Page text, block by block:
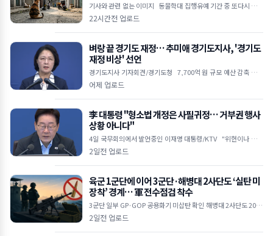
기사와 관련 없는 이미지 동물학대 집행유예 기간 중 또다시 고양
이 살해 범행 저질러 1심에서 징역 4개월 실형 선고받았으나 2심서
22시간전 업로드
벼랑 끝 경기도 재정… 추미애 경기도지사, '경기도
재정 비상' 선언
경기도지사 기자회견/경기도청 7,700억 원 규모 예산 감축 불가
피 지방채 발행 한도 턱밑… 기금 바닥나 업무 경비 축소 및 불요불
어제 업로드
李 대통령 "형소법 개정은 사필귀정… 거부권 행사
상황 아니다"
4일 국무회의에서 발언중인 이재명 대통령/KTV "위헌이나 집행
불능 등 입법권 부정할 정도 안 돼" 수사·기소 분리 강조하며 검찰
2일전 업로드
육군 1군단에 이어 3군단·해병대 2사단도 ‘실탄 미
장착’ 경계… 軍 전수점검 착수
3군단 일부 GP·GOP 공용화기 미삽탄 확인 해병대 2사단도 2020
년부터 6년간 '빈 총' 경계 합참 보고 누락 속 전방 군단 전수조사 확
2일전 업로드